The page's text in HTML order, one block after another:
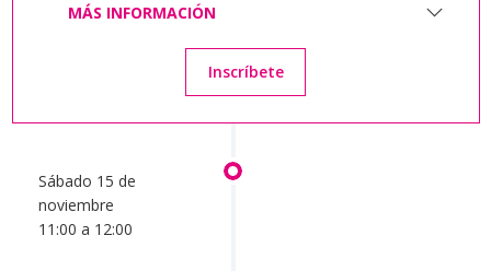
MÁS INFORMACIÓN
Inscríbete
Sábado 15 de
noviembre
11:00 a 12:00